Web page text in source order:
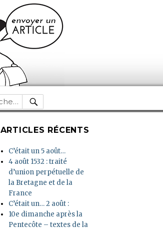
RECHERCHE
ARTICLES RÉCENTS
C’était un 5 août…
4 août 1532 : traité
d’union perpétuelle de
la Bretagne et de la
France
C’était un… 2 août :
10e dimanche après la
Pentecôte – textes de la